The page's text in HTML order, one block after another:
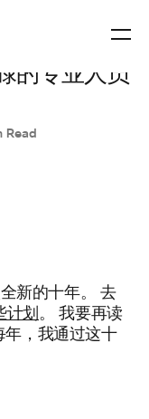
的专业人员
Read
新的十年。 去
计划 。 我要再读
年，我通过这十